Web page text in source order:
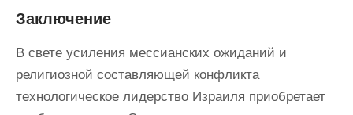
Заключение
В свете усиления мессианских ожиданий и
религиозной составляющей конфликта
технологическое лидерство Израиля приобретает